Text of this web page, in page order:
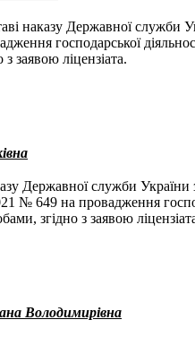
наказу Державної служби
господарської
з заявою ліцензіата.
Державної служби України
№ 649 на провадження
згідно з заявою
Володимирівна